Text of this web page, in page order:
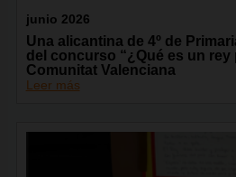
junio 2026
Una alicantina de 4º de
del concurso “¿Qué es un rey
Comunitat Valenciana
Leer más